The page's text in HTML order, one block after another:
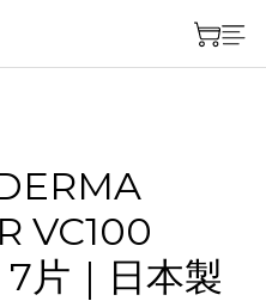
VC100
片｜日本製